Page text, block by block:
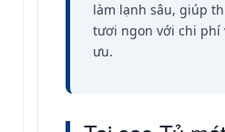
làm lạnh sâu, giúp
tươi ngon với chi phí
ưu.